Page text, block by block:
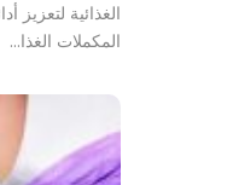
الغذائية لتعزيز
المكملات الغذا…